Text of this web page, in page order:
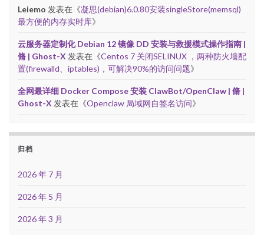
Leiemo 发表在《凝思(debian)6.0.80安装singleStore(memsql)
最方便的内存实时库》
云服务器定制化 Debian 12 镜像 DD 安装与救援模式操作指南 |
脩 | Ghost-X 发表在《Centos 7 关闭SELINUX ，两种防火墙配
置(firewalld、iptables)，可解决90%的访问问题》
全网最详细 Docker Compose 安装 ClawBot/OpenClaw | 脩 |
Ghost-X 发表在《Openclaw 局域网自签名访问》
归档
2026 年 7 月
2026 年 5 月
2026 年 3 月